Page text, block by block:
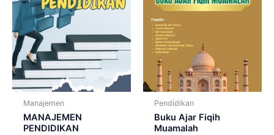
Manajemen
MANAJEMEN
PENDIDIKAN
Pendidikan
Buku Ajar Fiqih
Muamalah